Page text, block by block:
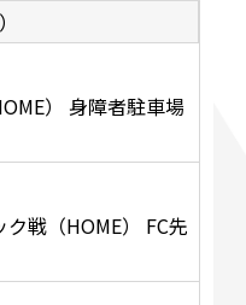
） 身障者駐車場
戦（HOME） FC先